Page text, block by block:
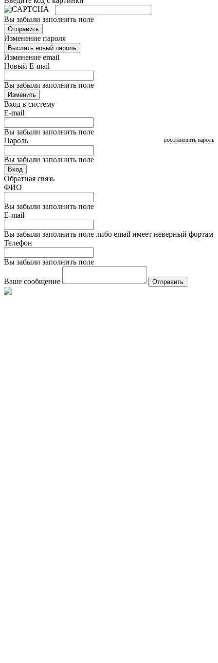
Вы забыли заполнить поле
Отправить
Изменение пароля
Выслать новый пароль
Изменение email
Новый E-mail
Вы забыли заполнить поле
Изменить
Вход в систему
E-mail
Вы забыли заполнить поле
Пароль
Вы забыли заполнить поле
восстановить пароль
Вход
Обратная связь
ФИО
Вы забыли заполнить поле
E-mail
Вы забыли заполнить поле либо email имеет неверный фортам
Телефон
Вы забыли заполнить поле
Ваше сообщение Отправить